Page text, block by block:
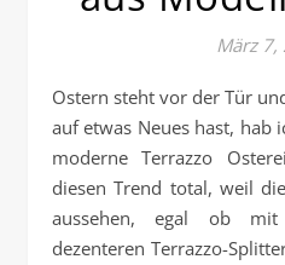
März 7,
Ostern steht vor der Tür und falls du dieses Jahr Lust
auf etwas Neues hast, hab
moderne Terrazzo
diesen Trend total, weil
aussehen, egal ob
dezenteren Terrazzo-